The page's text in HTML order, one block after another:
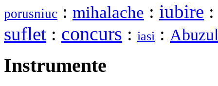
porusniuc : mihalache : iubire
suflet : concurs : iasi :
Instrumente